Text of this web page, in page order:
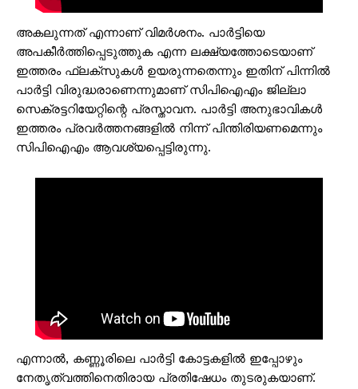
അകലുന്നത് എന്നാണ് വിമർശനം. പാർട്ടിയെ
അപകീർത്തിപ്പെടുത്തുക എന്ന ലക്ഷ്യത്തോടെയാണ്
ഇത്തരം ഫ്ലക്സുകൾ ഉയരുന്നതെന്നും ഇതിന് പിന്നിൽ
പാർട്ടി വിരുദ്ധരാണെന്നുമാണ് സിപിഐഎം ജില്ലാ
സെക്രട്ടറിയേറ്റിന്റെ പ്രസ്താവന. പാർട്ടി അനുഭാവികൾ
ഇത്തരം പ്രവർത്തനങ്ങളിൽ നിന്ന് പിന്തിരിയണമെന്നും
സിപിഐഎം ആവശ്യപ്പെട്ടിരുന്നു.
എന്നാൽ, കണ്ണൂരിലെ പാർട്ടി കോട്ടകളിൽ ഇപ്പോഴും
നേതൃത്വത്തിനെതിരായ പ്രതിഷേധം തുടരുകയാണ്.